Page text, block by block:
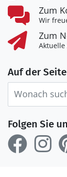
Zum
Wir
Zum
Aktuelle
Auf der
Folgen Sie